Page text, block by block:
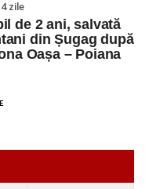
zile
de 2 ani, salvată
din Șugag după
Oașa – Poiana